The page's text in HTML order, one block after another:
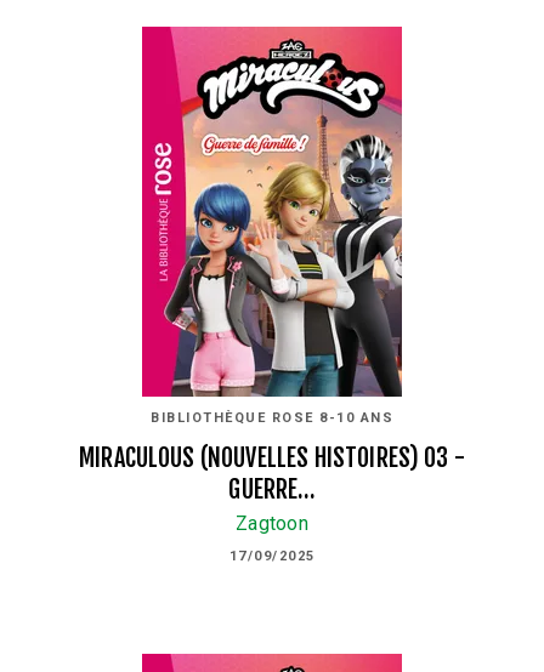
BIBLIOTHÈQUE ROSE 8-10 ANS
MIRACULOUS (NOUVELLES HISTOIRES) 03 -
GUERRE…
Zagtoon
17/09/2025